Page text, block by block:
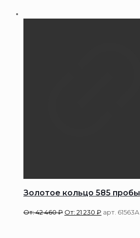
Золотое кольцо 585 пробы
От:42 460₽ От: 21 230 ₽ арт. 61563А